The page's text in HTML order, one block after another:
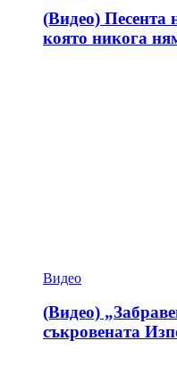
(Видео) Песента
която никога
Видео
(Видео)
съкровената